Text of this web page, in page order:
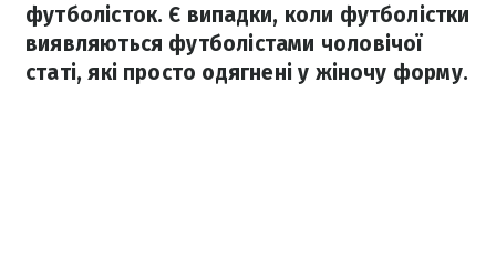
футболісток. Є випадки, коли футболістки
виявляються футболістами чоловічої
статі, які просто одягнені у жіночу форму.